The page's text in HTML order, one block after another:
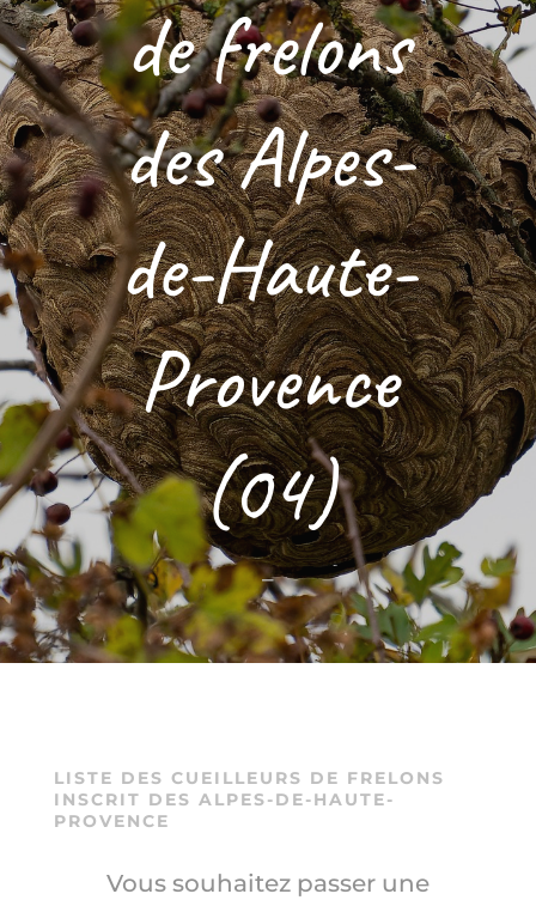
de frelons
des Alpes-
de-Haute-
Provence
(04)
–
LISTE DES CUEILLEURS DE FRELONS
INSCRIT DES ALPES-DE-HAUTE-
PROVENCE
Vous souhaitez passer une